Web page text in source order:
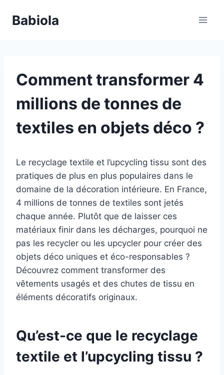
Babiola
Comment transformer 4
millions de tonnes de
textiles en objets déco ?
Le recyclage textile et l’upcycling tissu sont des
pratiques de plus en plus populaires dans le
domaine de la décoration intérieure. En France,
4 millions de tonnes de textiles sont jetés
chaque année. Plutôt que de laisser ces
matériaux finir dans les décharges, pourquoi ne
pas les recycler ou les upcycler pour créer des
objets déco uniques et éco-responsables ?
Découvrez comment transformer des
vêtements usagés et des chutes de tissu en
éléments décoratifs originaux.
Qu’est-ce que le recyclage
textile et l’upcycling tissu ?